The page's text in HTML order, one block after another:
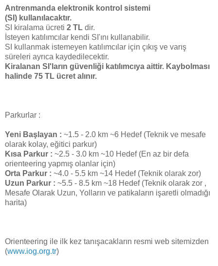
Antrenmanda elektronik kontrol sistemi
(SI) kullanılacaktır.
SI kiralama ücreti 2 TL dir.
İsteyen katılımcılar kendi SI'ını kullanabilir.
SI kullanmak istemeyen katılımcılar için çıkış ve varış
süreleri ayrıca kaydedilecektir.
Kiralanan SI'ların güvenliği katılımcıya aittir. Kaybolması
halinde 75 TL ücret alınır.
Parkurlar :
Yeni Başlayan : ~1.5 - 2.0 km ~6 Hedef (Teknik ve mesafe
olarak kolay, eğitici parkur)
Kısa Parkur : ~2.5 - 3.0 km ~10 Hedef (En az bir defa
orienteering yapmış olanlar için)
Orta Parkur : ~4.0 - 5.5 km ~14 Hedef (Teknik olarak zor)
Uzun Parkur : ~5.5 - 8.5 km ~18 Hedef (Teknik olarak zor ,
Mesafe Olarak Uzun, Yolların ve patikaların işaretli olmadığı
harita)
Orienteering ile ilk kez tanışacakların resmi web sitemizden
(www.iog.org.tr)